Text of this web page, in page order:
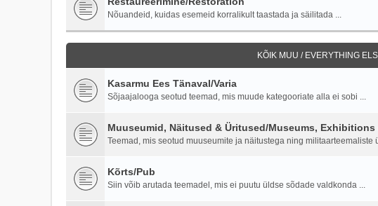
Nõuandeid, kuidas esemeid korralikult taastada ja säilitada ...
KÕIK MUU / EVERYTHING
Kasarmu Ees Tänaval/Varia
Sõjaajalooga seotud teemad, mis muude kategooriate alla ei sobi ...
Muuseumid, Näitused & Üritused/Museums, Exhibitions
Teemad, mis seotud muuseumite ja näitustega ning
Kõrts/Pub
Siin võib arutada teemadel, mis ei puutu üldse sõdade valdkonda ...